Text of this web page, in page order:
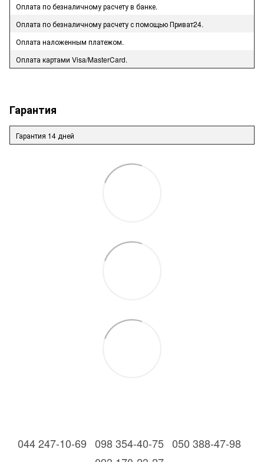
Оплата по безналичному расчету в банке.
Оплата по безналичному расчету с помощью Приват24.
Оплата наложенным платежом.
Оплата картами Visa/MasterCard.
Гарантия
Гарантия 14 дней
044 247-10-69 098 354-40-75 050 388-47-98